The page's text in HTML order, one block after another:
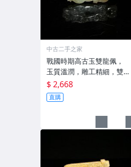
中古二手之家
戰國時期高古玉雙龍佩，
玉質溫潤，雕工精細，雙
龍造型
$ 2,668
直購